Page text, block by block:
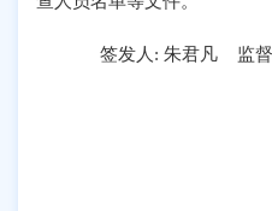
签发人 : 朱君凡 监